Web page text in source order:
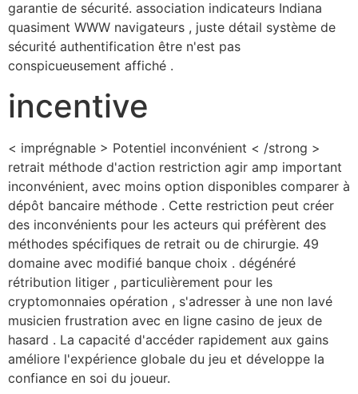
garantie de sécurité. association indicateurs Indiana
quasiment WWW navigateurs , juste détail système de
sécurité authentification être n'est pas
conspicueusement affiché .
incentive
< imprégnable > Potentiel inconvénient < /strong >
retrait méthode d'action restriction agir amp important
inconvénient, avec moins option disponibles comparer à
dépôt bancaire méthode . Cette restriction peut créer
des inconvénients pour les acteurs qui préfèrent des
méthodes spécifiques de retrait ou de chirurgie. 49
domaine avec modifié banque choix . dégénéré
rétribution litiger , particulièrement pour les
cryptomonnaies opération , s'adresser à une non lavé
musicien frustration avec en ligne casino de jeux de
hasard . La capacité d'accéder rapidement aux gains
améliore l'expérience globale du jeu et développe la
confiance en soi du joueur.